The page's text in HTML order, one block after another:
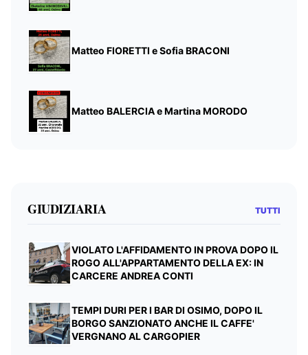
Matteo FIORETTI e Sofia BRACONI
Matteo BALERCIA e Martina MORODO
GIUDIZIARIA TUTTI
VIOLATO L'AFFIDAMENTO IN PROVA DOPO IL
ROGO ALL'APPARTAMENTO DELLA EX: IN
CARCERE ANDREA CONTI
TEMPI DURI PER I BAR DI OSIMO, DOPO IL
BORGO SANZIONATO ANCHE IL CAFFE'
VERGNANO AL CARGOPIER